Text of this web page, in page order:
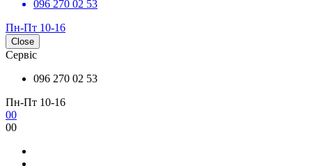
096 270 02 53
Пн-Пт 10-16
Close
Сервіс
096 270 02 53
Пн-Пт 10-16
00
00